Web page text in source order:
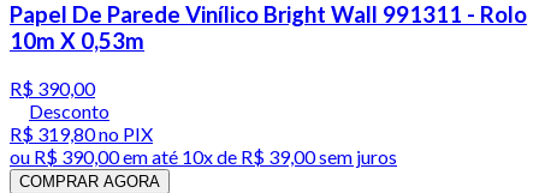
Papel De Parede Vinílico Bright Wall 991311 - Rolo
10m X 0,53m
R$ 390,00
Desconto
R$ 319,80no PIX
ou R$ 390,00em até 10x de R$ 39,00 sem juros
COMPRAR AGORA